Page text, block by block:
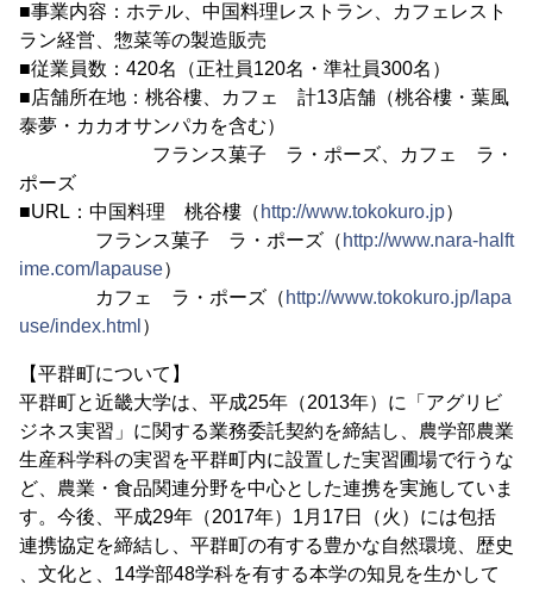
■事業内容：ホテル、中国料理レストラン、カフェレスト
ラン経営、惣菜等の製造販売
■従業員数：420名（正社員120名・準社員300名）
■店舗所在地：桃谷樓、カフェ 計13店舗（桃谷樓・葉風
泰夢・カカオサンパカを含む）
フランス菓子 ラ・ポーズ、カフェ ラ・
ポーズ
■URL：中国料理 桃谷樓（ http://www.tokokuro.jp）
フランス菓子 ラ・ポーズ（ http://www.nara-halft
ime.com/lapause）
カフェ ラ・ポーズ（ http://www.tokokuro.jp/lapa
use/index.html ）
【平群町について】
平群町と近畿大学は、平成25年（2013年）に「アグリビ
ジネス実習」に関する業務委託契約を締結し、農学部農業
生産科学科の実習を平群町内に設置した実習圃場で行うな
ど、農業・食品関連分野を中心とした連携を実施していま
す。今後、平成29年（2017年）1月17日（火）には包括
連携協定を締結し、平群町の有する豊かな自然環境、歴史
、文化と、14学部48学科を有する本学の知見を生かして